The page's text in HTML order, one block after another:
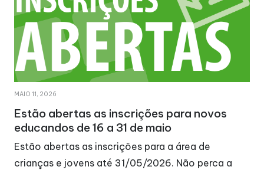
MAIO 11, 2026
Estão abertas as inscrições para novos
educandos de 16 a 31 de maio
Estão abertas as inscrições para a área de
crianças e jovens até 31/05/2026. Não perca a